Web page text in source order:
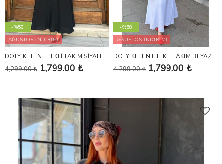
-%58
AĞUSTOS İNDİRİMİ
DOLY KETEN ETEKLİ TAKIM SİYAH
4,299.00 ₺ 1,799.00 ₺
-%58
AĞUSTOS İNDİRİMİ
DOLY KETEN ETEKLİ TAKIM BEYAZ
4,299.00 ₺ 1,799.00 ₺